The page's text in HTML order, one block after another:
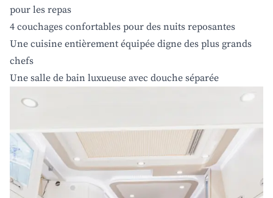
pour les repas
4 couchages confortables pour des nuits reposantes
Une cuisine entièrement équipée digne des plus grands
chefs
Une salle de bain luxueuse avec douche séparée